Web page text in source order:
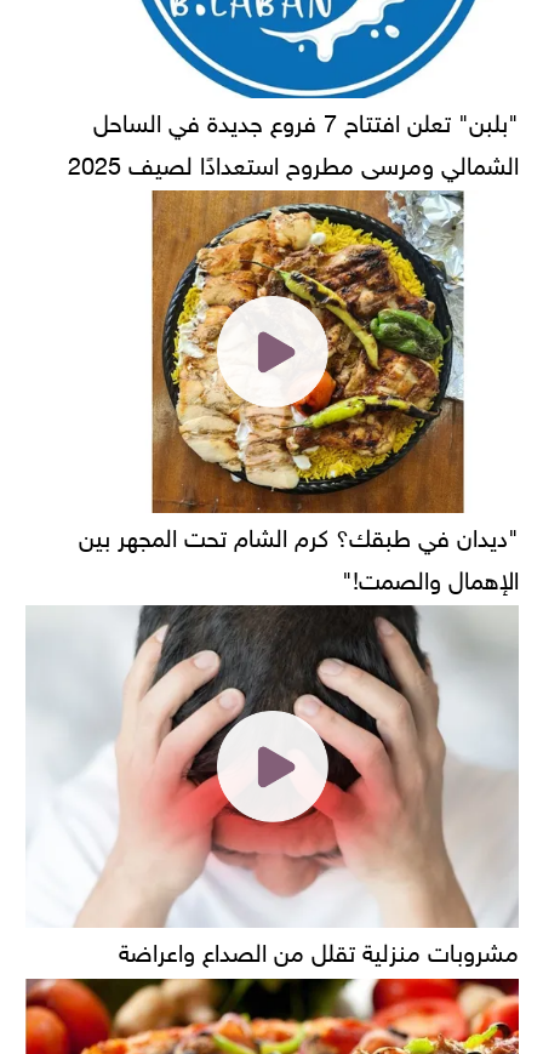
"بلبن" تعلن افتتاح 7 فروع جديدة في الساحل
الشمالي ومرسى مطروح استعدادًا لصيف 2025
"ديدان في طبقك؟ كرم الشام تحت المجهر بين
الإهمال والصمت!"
مشروبات منزلية تقلل من الصداع واعراضة